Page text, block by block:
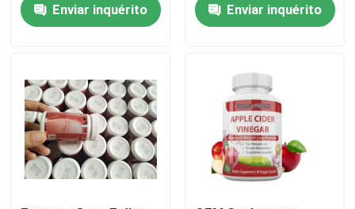
Peça umas citações
Suplemento erval a Maca
Os suplementos ervais das mulheres
Enviar inquérito
Enviar inquérito